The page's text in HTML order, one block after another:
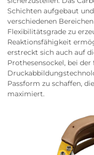
Schichten aufgebaut
verschiedenen
Flexibilitätsgrade zu
Reaktionsfähigkeit
erstreckt sich auch auf
Prothesensockel, bei
Passform zu schaffen,
maximiert.